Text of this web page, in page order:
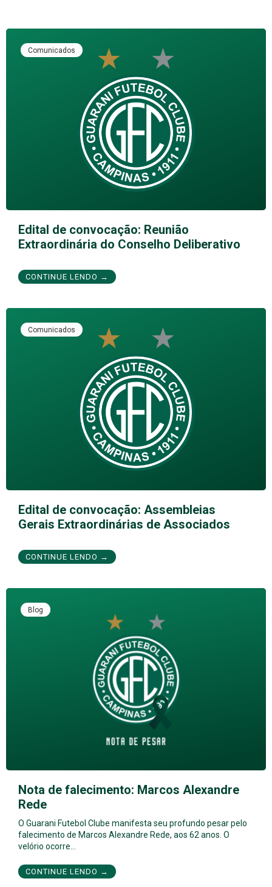
Comunicados
Edital de convocação: Reunião
Extraordinária do Conselho Deliberativo
CONTINUE LENDO →
Comunicados
Edital de convocação: Assembleias
Gerais Extraordinárias de Associados
CONTINUE LENDO →
Blog
Nota de falecimento: Marcos Alexandre
Rede
O Guarani Futebol Clube manifesta seu profundo pesar pelo
falecimento de Marcos Alexandre Rede, aos 62 anos. O
velório ocorre…
CONTINUE LENDO →